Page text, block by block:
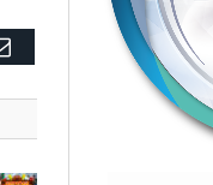
Email